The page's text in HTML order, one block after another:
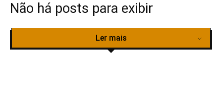
Não há posts para exibir
Ler mais